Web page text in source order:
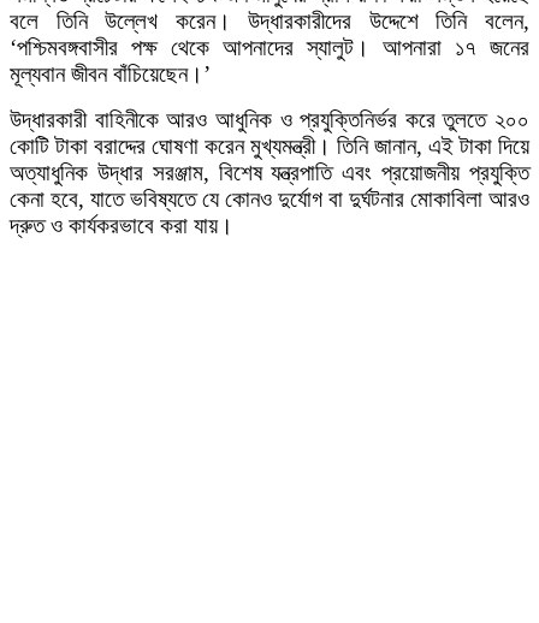
বলে তিনি উল্লেখ করেন। উদ্ধারকারীদের উদ্দেশে তিনি বলেন,
‘পশ্চিমবঙ্গবাসীর পক্ষ থেকে আপনাদের স্যালুট। আপনারা ১৭ জনের
মূল্যবান জীবন বাঁচিয়েছেন।’
উদ্ধারকারী বাহিনীকে আরও আধুনিক ও প্রযুক্তিনির্ভর করে তুলতে ২০০
কোটি টাকা বরাদ্দের ঘোষণা করেন মুখ্যমন্ত্রী। তিনি জানান, এই টাকা দিয়ে
অত্যাধুনিক উদ্ধার সরঞ্জাম, বিশেষ যন্ত্রপাতি এবং প্রয়োজনীয় প্রযুক্তি
কেনা হবে, যাতে ভবিষ্যতে যে কোনও দুর্যোগ বা দুর্ঘটনার মোকাবিলা আরও
দ্রুত ও কার্যকরভাবে করা যায়।